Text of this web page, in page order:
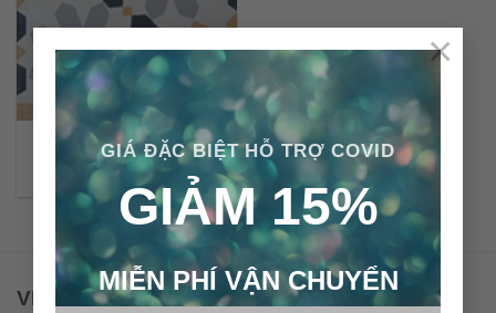
GIÁ ĐẶC BIỆT HỖ TRỢ COVID
GIẢM 15%
MIỄN PHÍ VẬN CHUYỂN
×
Gạch bông cổ điển CTS
19.9
VPĐD - CTY TNHH GẠCH BÔNG VIỆT NAM